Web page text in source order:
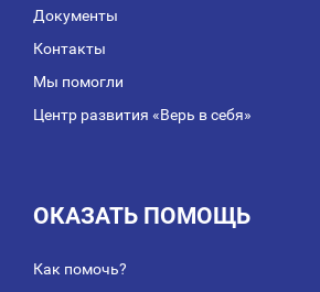
Документы
Контакты
Мы помогли
Центр развития «Верь в себя»
ОКАЗАТЬ ПОМОЩЬ
Как помочь?